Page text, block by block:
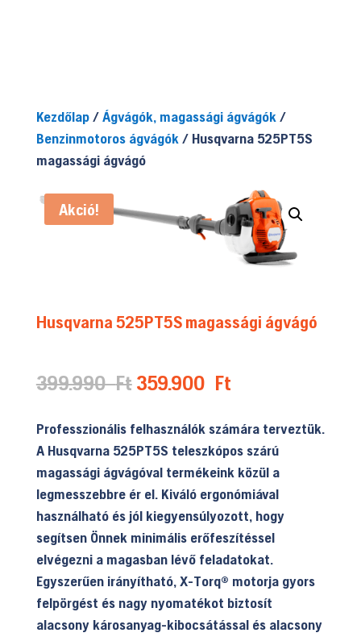
Kezdőlap/Ágvágók, magassági ágvágók /
Benzinmotoros ágvágók / Husqvarna 525PT5S
magassági ágvágó
Akció!
Husqvarna 525PT5S magassági ágvágó
399.990Ft Original
was:
399.990 Ft.
359.900 FtCurrent
is:
359.900 Ft.
Professzionális felhasználók számára terveztük.
A Husqvarna 525PT5S teleszkópos szárú
magassági ágvágóval termékeink közül a
legmesszebbre ér el. Kiváló ergonómiával
használható és jól kiegyensúlyozott, hogy
segítsen Önnek minimális erőfeszítéssel
elvégezni a magasban lévő feladatokat.
Egyszerűen irányítható, X-Torq® motorja gyors
felpörgést és nagy nyomatékot biztosít
alacsony károsanyag-kibocsátással és alacsony